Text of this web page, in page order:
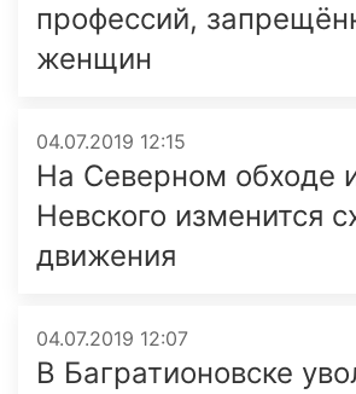
профессий,
женщин
04.07.2019 12:15
На Северном обходе
Невского изменится
движения
04.07.2019 12:07
В Багратионовске